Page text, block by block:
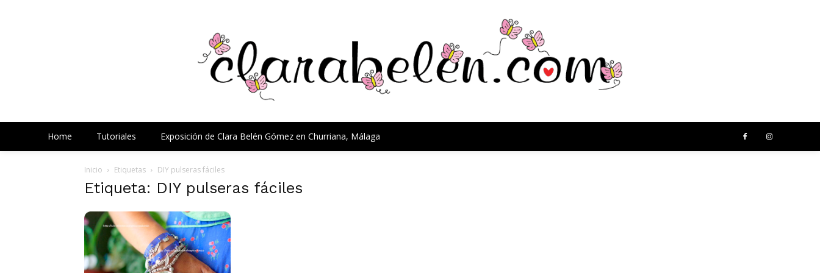
Home Tutoriales Exposición de Clara Belén Gómez en Churriana, Málaga
Inicio Etiquetas DIY pulseras fáciles
Etiqueta: DIY pulseras fáciles